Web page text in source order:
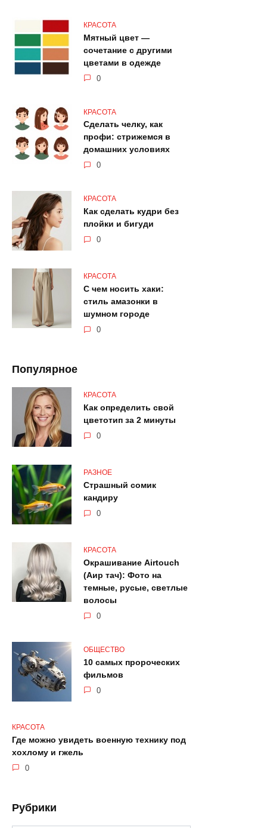
КРАСОТА
Мятный цвет —
сочетание с другими
цветами в одежде
0
КРАСОТА
Сделать челку, как
профи: стрижемся в
домашних условиях
0
КРАСОТА
Как сделать кудри без
плойки и бигуди
0
КРАСОТА
С чем носить хаки:
стиль амазонки в
шумном городе
0
Популярное
КРАСОТА
Как определить свой
цветотип за 2 минуты
0
РАЗНОЕ
Страшный сомик
кандиру
0
КРАСОТА
Окрашивание Airtouch
(Аир тач): Фото на
темные, русые, светлые
волосы
0
ОБЩЕСТВО
10 самых пророческих
фильмов
0
КРАСОТА
Где можно увидеть военную технику под
хохлому и гжель
0
Рубрики